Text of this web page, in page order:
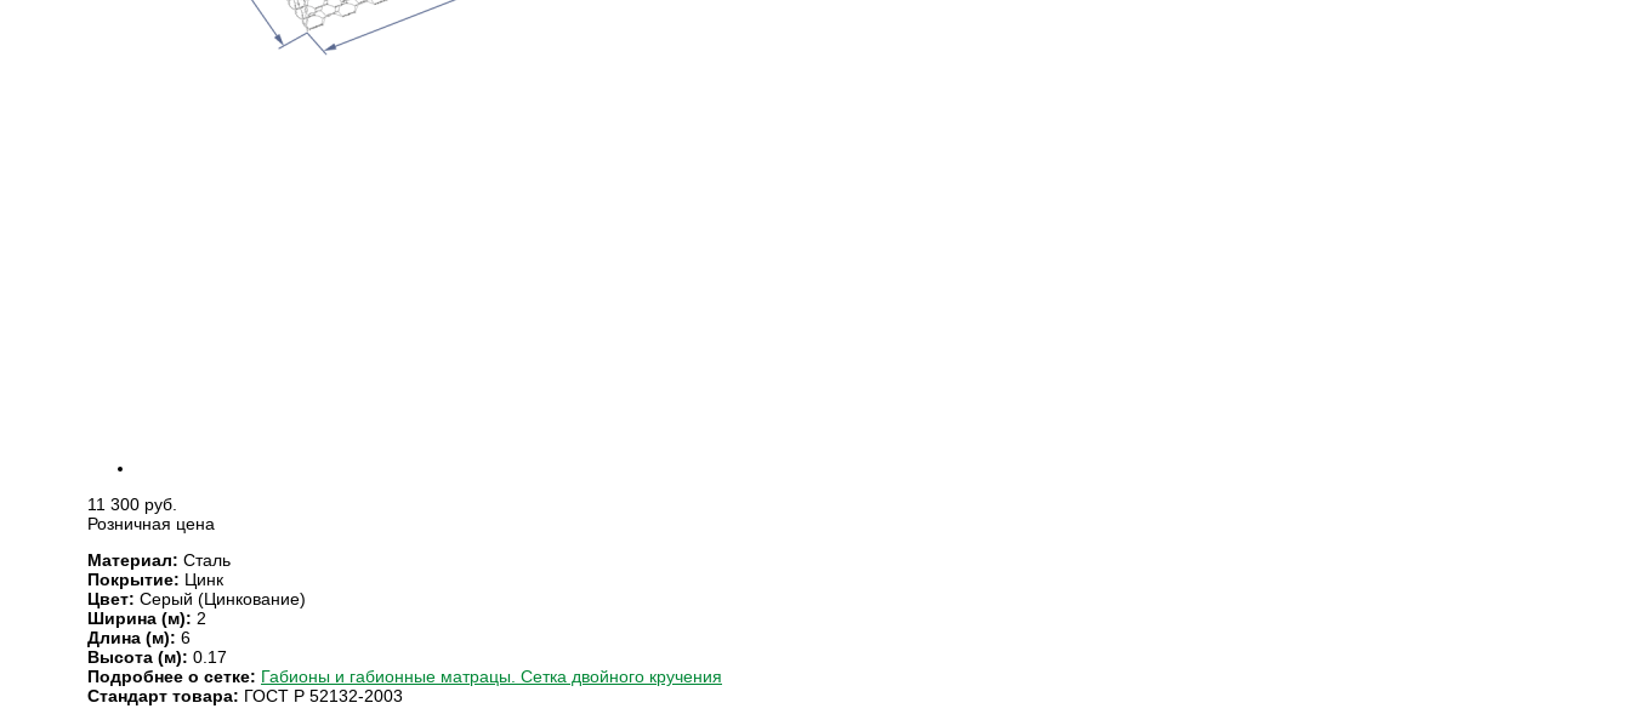
11 300 руб.
Розничная цена
Материал: Сталь
Покрытие: Цинк
Цвет: Серый (Цинкование)
Ширина (м): 2
Длина (м): 6
Высота (м): 0.17
Подробнее о сетке: Габионы и габионные матрацы. Сетка двойного кручения
Стандарт товара: ГОСТ Р 52132-2003